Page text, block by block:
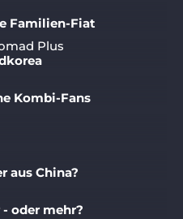
Familien-Fiat
Plus
Kombi-Fans
aus China?
oder mehr?